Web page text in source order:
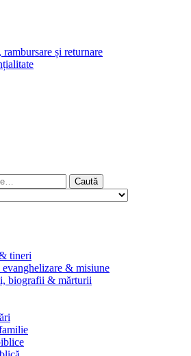
și returnare
Caută
tineri
& misiune
biografii & mărturii